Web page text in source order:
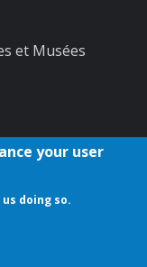
et Musées
your user
doing so.